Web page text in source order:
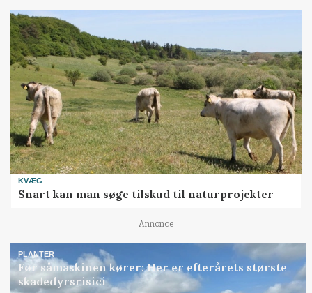
KVÆG
Snart kan man søge tilskud til naturprojekter
Annonce
PLANTER
Før såmaskinen kører: Her er efterårets største
skadedyrsrisici